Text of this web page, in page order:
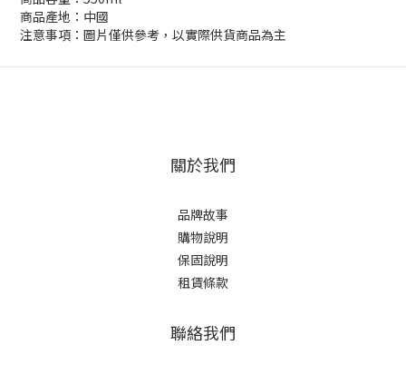
商品產地：中國
注意事項：圖片僅供參考，以實際供貨商品為主
關於我們
品牌故事
購物說明
保固說明
租賃條款
聯絡我們